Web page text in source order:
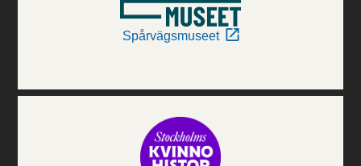
Spårvägsmuseet